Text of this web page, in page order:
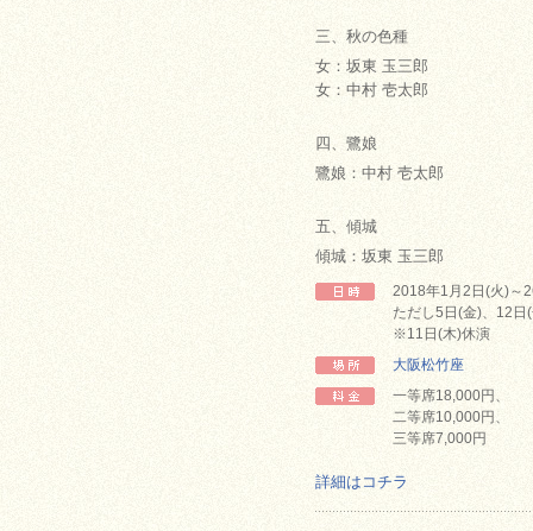
三、秋の色種
女：坂東 玉三郎
女：中村 壱太郎
四、鷺娘
鷺娘：中村 壱太郎
五、傾城
傾城：坂東 玉三郎
2018年1月2日(火)～
ただし5日(金)、12日
※11日(木)休演
大阪松竹座
一等席18,000円、
二等席10,000円、
三等席7,000円
詳細はコチラ